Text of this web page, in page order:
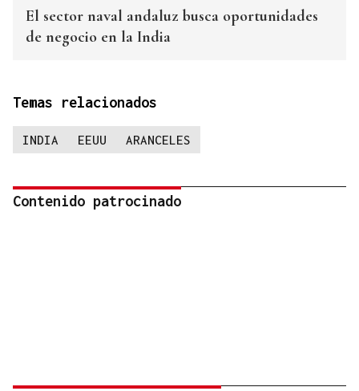
El sector naval andaluz busca oportunidades
de negocio en la India
Temas relacionados
INDIA EEUU ARANCELES
Contenido patrocinado